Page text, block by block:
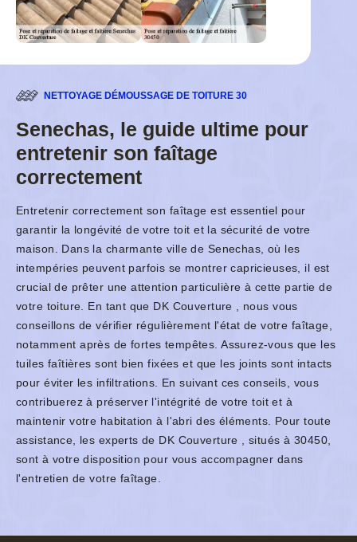
NETTOYAGE DÉMOUSSAGE DE TOITURE 30
Senechas, le guide ultime pour
entretenir son faîtage
correctement
Entretenir correctement son faîtage est essentiel pour
garantir la longévité de votre toit et la sécurité de votre
maison. Dans la charmante ville de Senechas, où les
intempéries peuvent parfois se montrer capricieuses, il est
crucial de prêter une attention particulière à cette partie de
votre toiture. En tant que DK Couverture , nous vous
conseillons de vérifier régulièrement l'état de votre faîtage,
notamment après de fortes tempêtes. Assurez-vous que les
tuiles faîtières sont bien fixées et que les joints sont intacts
pour éviter les infiltrations. En suivant ces conseils, vous
contribuerez à préserver l'intégrité de votre toit et à
maintenir votre habitation à l'abri des éléments. Pour toute
assistance, les experts de DK Couverture , situés à 30450,
sont à votre disposition pour vous accompagner dans
l'entretien de votre faîtage.